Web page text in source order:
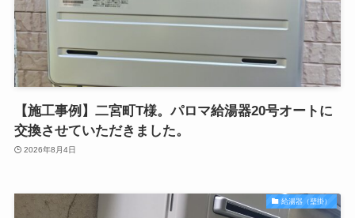
【施工事例】二宮町T様。パロマ給湯器20号オートに
交換させていただきました。
2026年8月4日
給湯器（壁掛）